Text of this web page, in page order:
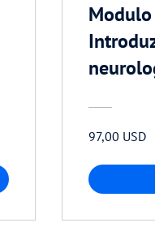
97,00 USD